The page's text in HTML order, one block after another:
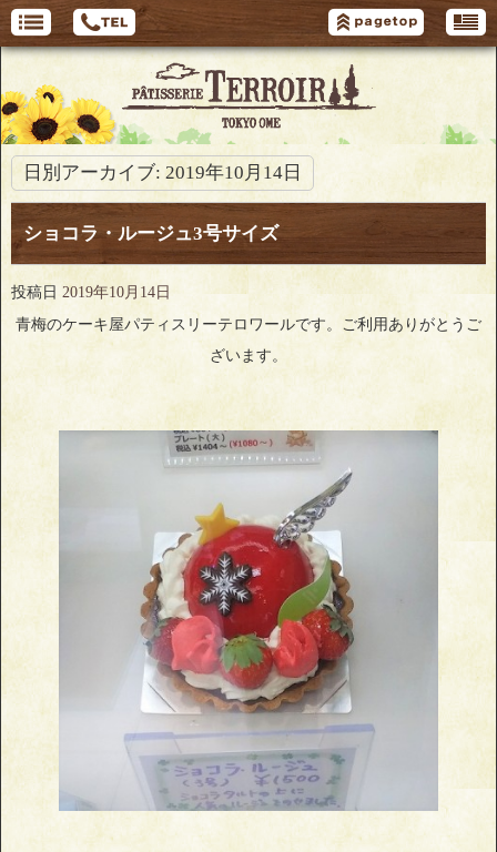
日別アーカイブ: 2019年10月14日
ショコラ・ルージュ3号サイズ
投稿日 2019年10月14日
青梅のケーキ屋パティスリーテロワールです。ご利用ありがとうご
ざいます。